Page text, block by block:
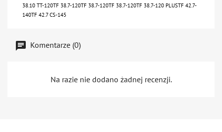
38.10 TT-120TF 38.7-120TF 38.7-120TF 38.7-120TF 38.7-120 PLUSTF 42.7-
140TF 42.7 CS-145
Komentarze (0)
Na razie nie dodano żadnej recenzji.